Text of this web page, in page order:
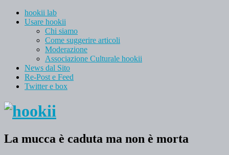
hookii lab
Usare hookii
Chi siamo
Come suggerire articoli
Moderazione
Associazione Culturale hookii
News dal Sito
Re-Post e Feed
Twitter e box
La mucca è caduta ma non è morta